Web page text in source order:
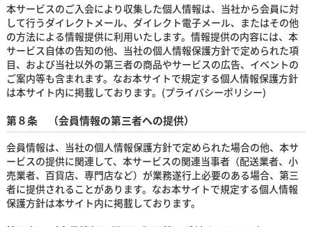
本サービスのご入会により収集した個人情報は、当社から会員に対
して行うダイレクトメール、ダイレクト電子メール、またはその他
の方法による情報提供に利用いたします。情報提供の内容には、本
サービス自体の告知の他、当社の個人情報保護方針で定められた項
目、および当社以外の第三者の商品やサービスの広告、イベントの
ご案内等も含まれます。なお本サイトで規定する個人情報保護方針
は本サイト内に掲載しております。(プライバシーポリシー)
第８条 （会員情報の第三者への提供）
会員情報は、当社の個人情報保護方針で定められた場合の他、本サ
ービスの提供に関連して、本サービスの関連当事者（配送業者、小
売業者、百貨店、専門店など）が業務遂行上必要のある場合、第三
者に提供されることがあります。なお本サイトで規定する個人情報
保護方針は本サイト内に掲載しております。